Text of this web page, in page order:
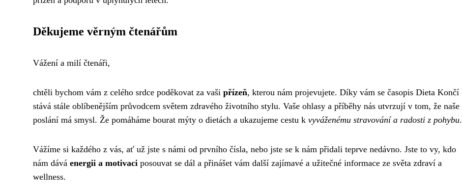
Děkujeme věrným čtenářům
Vážení a milí čtenáři,
chtěli bychom vám z celého srdce poděkovat za vaši přízeň, kterou nám projevujete. Díky vám se časopis Dieta Končí
stává stále oblíbenějším průvodcem světem zdravého životního stylu. Vaše ohlasy a příběhy nás utvrzují v tom, že naše
poslání má smysl. Že pomáháme bourat mýty o dietách a ukazujeme cestu k vyváženému stravování a radosti z pohybu.
Vážíme si každého z vás, ať už jste s námi od prvního čísla, nebo jste se k nám přidali teprve nedávno. Jste to vy, kdo
nám dává energii a motivaci posouvat se dál a přinášet vám další zajímavé a užitečné informace ze světa zdraví a
wellness.